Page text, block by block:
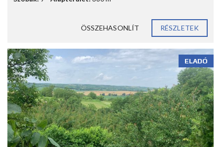
ÖSSZEHASONLÍT RÉSZLETEK
ELADÓ